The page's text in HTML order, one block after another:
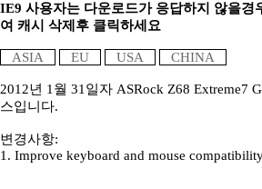
IE9 사용자는 다운로드가 응답하지 않을경
여 캐시 삭제후 클릭하세요
ASIA EU USA CHINA
2012년 1월 31일자 ASRock Z68 Extreme7
스입니다.
변경사항:
1. Improve keyboard and mouse